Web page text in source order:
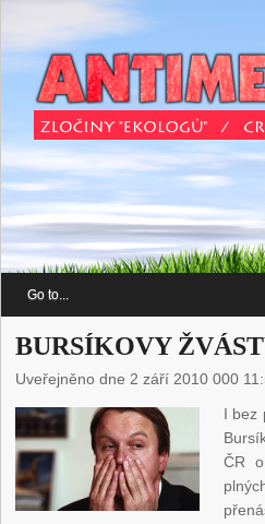
BURSÍKOVY
Uveřejněno dne 2 září 2010 000
I bez
ČR